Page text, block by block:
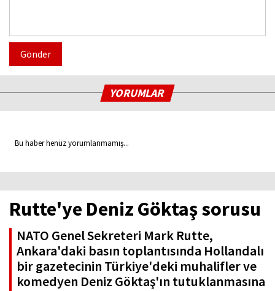
Gönder
YORUMLAR
Bu haber henüz yorumlanmamış...
Rutte'ye Deniz Göktaş sorusu
NATO Genel Sekreteri Mark Rutte,
Ankara'daki basın toplantısında Hollandalı
bir gazetecinin Türkiye'deki muhalifler ve
komedyen Deniz Göktaş'ın tutuklanmasına